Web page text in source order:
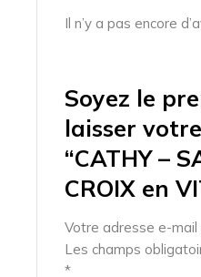
Il n’y a pas encore
Soyez le
laisser
“CATHY –
CROIX en
Votre adresse e-
Les champs
*